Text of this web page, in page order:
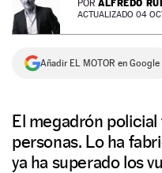
NEWSLETTER
SÍGUENOS
POR ALFREDO
ACTUALIZADO 04
Añadir EL MOTOR en Google
El megadrón
personas. Lo ha
ya ha superado los